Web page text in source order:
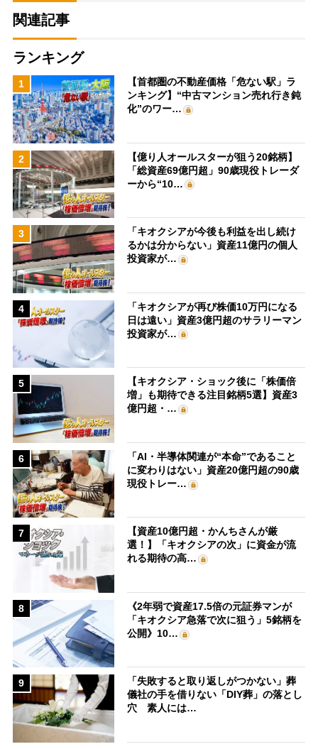
関連記事
ランキング
1
【首都圏の不動産価格「危ない駅」ラ
ンキング】“中古マンション売れ行き鈍
化”のワー…
2
【億り人オールスターが狙う20銘柄】
「総資産69億円超」90歳現役トレーダ
ーから“10…
3
「キオクシアが今後も利益を出し続け
るかは分からない」資産11億円の個人
投資家が…
4
「キオクシアが再び株価10万円になる
日は遠い」資産3億円超のサラリーマン
投資家が…
5
【キオクシア・ショック後に「株価倍
増」も期待できる注目銘柄5選】資産3
億円超・…
6
「AI・半導体関連が“本命”であること
に変わりはない」資産20億円超の90歳
現役トレー…
7
【資産10億円超・かんちさんが厳
選！】「キオクシアの次」に資金が流
れる期待の高…
8
《2年弱で資産17.5倍の元証券マンが
「キオクシア急落で次に狙う」5銘柄を
公開》10…
9
「失敗すると取り返しがつかない」葬
儀社の手を借りない「DIY葬」の落とし
穴 素人には…